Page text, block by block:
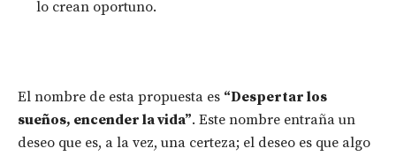
lo crean oportuno.
El nombre de esta propuesta es “Despertar los
sueños, encender la vida”. Este nombre entraña un
deseo que es, a la vez, una certeza; el deseo es que algo